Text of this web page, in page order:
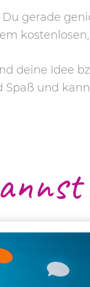
gerade
deine Idee
und